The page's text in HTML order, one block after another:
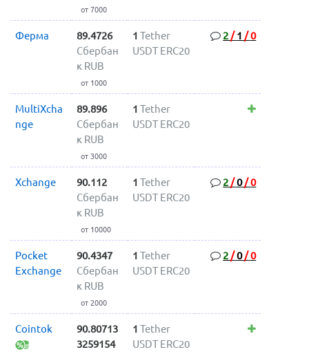
от 7000
Ферма
89.4726
Сбербан
к RUB
от 1000
1 Tether
USDT ERC20
2 / 1 /0
MultiXcha
nge
89.896
Сбербан
к RUB
от 3000
1 Tether
USDT ERC20
Xchange
90.112
Сбербан
к RUB
от 10000
1 Tether
USDT ERC20
2 /0/0
Pocket
Exchange
90.4347
Сбербан
к RUB
от 2000
1 Tether
USDT ERC20
2 /0/0
Cointok
90.80713
3259154
1 Tether
USDT ERC20